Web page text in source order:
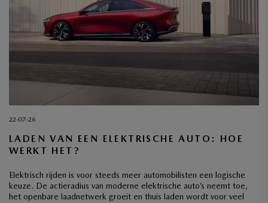
22-07-26
LADEN VAN EEN ELEKTRISCHE AUTO: HOE
WERKT HET?
Elektrisch rijden is voor steeds meer automobilisten een logische
keuze. De actieradius van moderne elektrische auto’s neemt toe,
het openbare laadnetwerk groeit en thuis laden wordt voor veel